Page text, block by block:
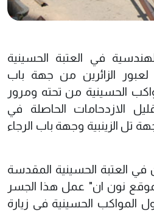
في العتبة الحسينية
الزائرين من جهة باب
الحسينية من تحته ومرور
الازدحامات الحاصلة في
تل الزينبية وجهة باب الرجاء
العتبة الحسينية المقدسة
نون ان" عمل هذا الجسر
المواكب الحسينية في زيارة